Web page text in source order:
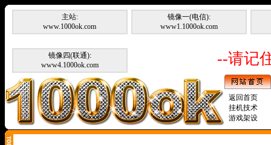
主站:
www.1000ok.com
镜像一(电信):
www1.1000ok.com
镜像四(联通):
www4.1000ok.com
--请记
返回首页
挂机技术
游戏架设